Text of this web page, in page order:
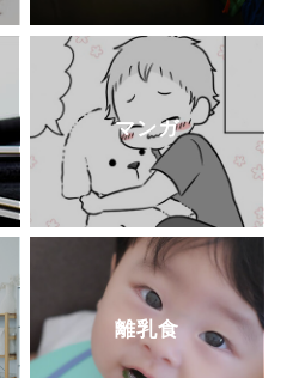
マンガ
離乳食